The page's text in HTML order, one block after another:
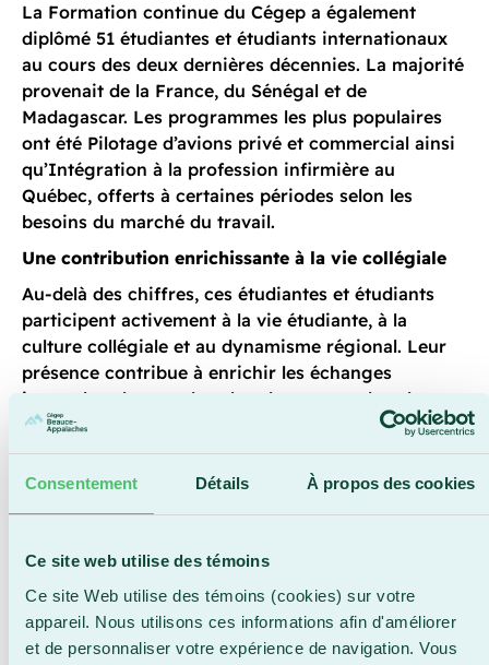
Consentement Détails À propos des cookies
Ce site web utilise des témoins
Ce site Web utilise des témoins (cookies) sur votre
appareil. Nous utilisons ces informations afin d'améliorer
et de personnaliser votre expérience de navigation. Vous
La Formation continue du Cégep a également
diplômé 51 étudiantes et étudiants internationaux
au cours des deux dernières décennies. La majorité
provenait de la France, du Sénégal et de
Madagascar. Les programmes les plus populaires
ont été Pilotage d’avions privé et commercial ainsi
qu’Intégration à la profession infirmière au
Québec, offerts à certaines périodes selon les
besoins du marché du travail.
Une contribution enrichissante à la vie collégiale
Au-delà des chiffres, ces étudiantes et étudiants
participent activement à la vie étudiante, à la
culture collégiale et au dynamisme régional. Leur
présence contribue à enrichir les échanges
interculturels, tant dans les classes que dans la
communauté beauceronne.
Fidèle à sa mission d’un enseignement accessible
et ancré dans son milieu, le Cégep Beauce-
Appalaches entend consolider ses initiatives et
l’accueil à la diplomation. « Accueillir une étudiante
ou un étudiant international, c’est bien plus que lui
offrir un parcours d’études. C’est créer des liens
humains et bâtir des ponts culturels qui font